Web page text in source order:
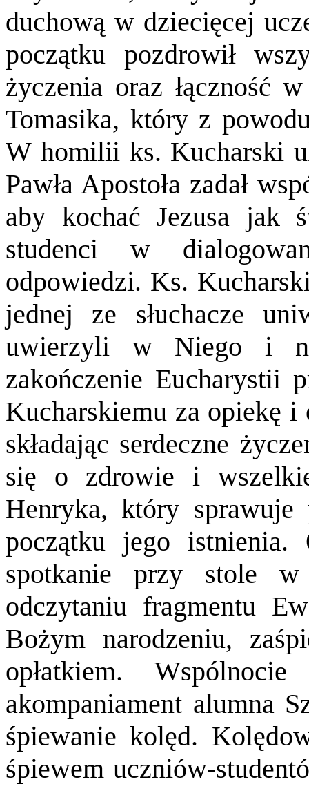
duchową w dziecięcej
początku pozdrowił
życzenia oraz łączność
Tomasika, który z
W homilii ks. Kucharski
Pawła Apostoła zadał
aby kochać Jezusa jak
studenci w
odpowiedzi. Ks.
jednej ze słuchacze
uwierzyli w Niego i
zakończenie Eucharystii
Kucharskiemu za opiekę i
składając serdeczne
się o zdrowie i
Henryka, który sprawuje
początku jego istnienia.
spotkanie przy stole w
odczytaniu fragmentu
Bożym narodzeniu,
opłatkiem.
akompaniament alumna
śpiewanie kolęd.
śpiewem uczniów-